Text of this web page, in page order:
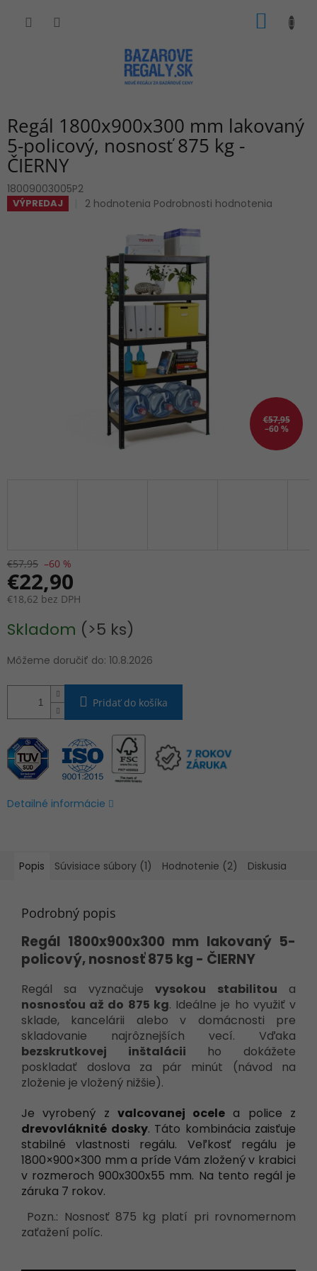
Regál 1800x900x300 mm lakovaný
5-policový, nosnosť 875 kg -
ČIERNY
18009003005P2
VÝPREDAJ
Priemerné
hviezdičiek.
2 hodnotenia Podrobnosti hodnotenia
€57,95
–60 %
€57,95 –60 %
€22,90
€18,62 bez DPH
cena:
Skladom (>5 ks)
Môžeme doručiť do: 10.8.2026
Pridať do košíka
Detailné informácie
Popis Súvisiace súbory (1) Hodnotenie (2) Diskusia
Podrobný popis
Regál 1800x900x300 mm lakovaný 5-
policový, nosnosť 875 kg - ČIERNY
Regál sa vyznačujevysokou stabilitou a
nosnosťou až do 875 kg. Ideálne je ho využiť v
sklade, kancelárii alebo v domácnosti pre
skladovanie najrôznejších vecí. Vďaka
bezskrutkovej inštalácii ho dokážete
poskladať doslova za pár minút (návod na
zloženie je vložený nižšie).
Je vyrobený z valcovanej ocele a police z
drevovláknité dosky. Táto kombinácia zaisťuje
stabilné vlastnosti regálu. Veľkosť regálu je
1800×900×300 mm a príde Vám zložený v krabici
v rozmeroch 900x300x55 mm. Na tento regál je
záruka 7 rokov.
Pozn.: Nosnosť 875 kg platí pri rovnomernom
zaťažení políc.